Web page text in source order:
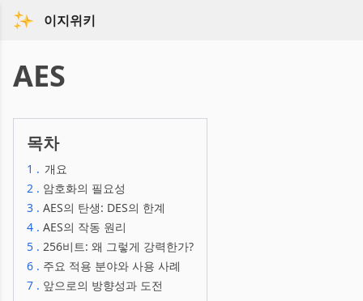
이지위키
AES
목차
1 . 개요
2 . 암호화의 필요성
3 . AES의 탄생: DES의 한계
4 . AES의 작동 원리
5 . 256비트: 왜 그렇게 강력한가?
6 . 주요 적용 분야와 사용 사례
7 . 앞으로의 방향성과 도전